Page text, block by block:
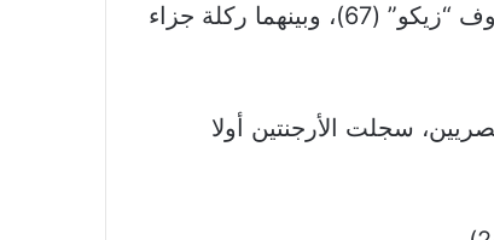
صدمت مصر أبطال العالم، بهدفين من رأسية المدافع ياسر إبراهيم (15) والمتألق مصطفى عبد الرؤوف “زيكو” (67)، وبينهما ركلة جزاء
سجلت الأرجنتين أولا